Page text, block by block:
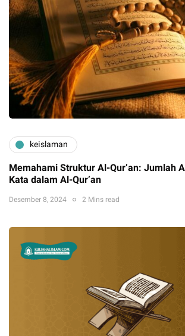
keislaman
Memahami Struktur Al-Qur’an: Jumlah
Kata dalam Al-Qur’an
Desember 8, 2024 2 Mins read